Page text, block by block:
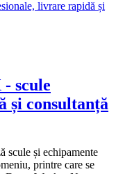
scule
și consultanță
și echipamente
printre care se